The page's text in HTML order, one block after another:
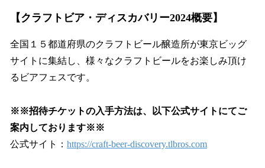
【クラフトビア・ディスカバリー2024概要】
全国１５都道府県のクラフトビール醸造所が東京ビッグ
サイトに集結し、様々なクラフトビールをお楽しみ頂け
るビアフェスです。
※※招待チケットの入手方法は、以下公式サイトにてご
案内しております※※
公式サイト： https://craft-beer-discovery.tlbros.com